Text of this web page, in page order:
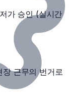
가 승인 (실시간
장 근무의 번거로